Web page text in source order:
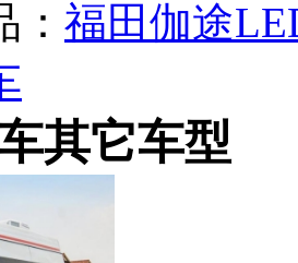
： 福田伽途
其它车型